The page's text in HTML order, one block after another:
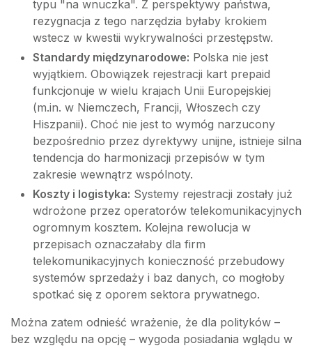
typu "na wnuczka". Z perspektywy państwa,
rezygnacja z tego narzędzia byłaby krokiem
wstecz w kwestii wykrywalności przestępstw.
Standardy międzynarodowe: Polska nie jest
wyjątkiem. Obowiązek rejestracji kart prepaid
funkcjonuje w wielu krajach Unii Europejskiej
(m.in. w Niemczech, Francji, Włoszech czy
Hiszpanii). Choć nie jest to wymóg narzucony
bezpośrednio przez dyrektywy unijne, istnieje silna
tendencja do harmonizacji przepisów w tym
zakresie wewnątrz wspólnoty.
Koszty i logistyka: Systemy rejestracji zostały już
wdrożone przez operatorów telekomunikacyjnych
ogromnym kosztem. Kolejna rewolucja w
przepisach oznaczałaby dla firm
telekomunikacyjnych konieczność przebudowy
systemów sprzedaży i baz danych, co mogłoby
spotkać się z oporem sektora prywatnego.
Można zatem odnieść wrażenie, że dla polityków –
bez względu na opcję – wygoda posiadania wglądu w